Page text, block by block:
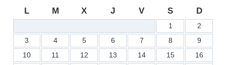
L M X J V S D
1
2
3
4 5 6 7 8
9
10
11 12 13 14 15
16